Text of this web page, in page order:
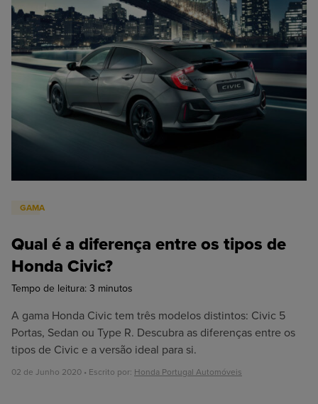
GAMA
Qual é a diferença entre os tipos de
Honda Civic?
Tempo de leitura: 3 minutos
A gama Honda Civic tem três modelos distintos: Civic 5
Portas, Sedan ou Type R. Descubra as diferenças entre os
tipos de Civic e a versão ideal para si.
02 de Junho 2020 • Escrito por: Honda Portugal Automóveis